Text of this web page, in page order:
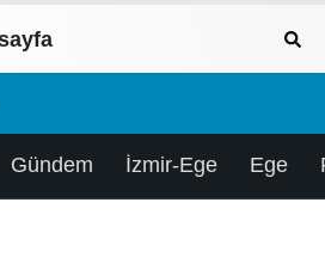
Gündem İzmir-Ege Ege